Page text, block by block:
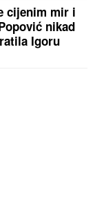
cijenim mir i
nikad
Igoru